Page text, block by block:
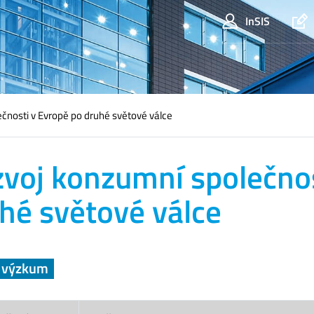
InSIS
v Evropě po druhé světové válce
konzumní
světové válce